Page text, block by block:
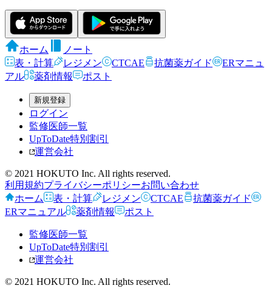
ホーム
ノート
表・計算
レジメン CTCAE 抗菌薬ガイド
ERマニュ
アル
薬剤情報 ポスト
新規登録
ログイン
監修医師一覧
UpToDate特別割引
運営会社
© 2021 HOKUTO Inc. All rights reserved.
利用規約プライバシーポリシーお問い合わせ
ホーム
表・計算 レジメン CTCAE
抗菌薬ガイド
ERマニュアル
薬剤情報 ポスト
監修医師一覧
UpToDate特別割引
運営会社
© 2021 HOKUTO Inc. All rights reserved.